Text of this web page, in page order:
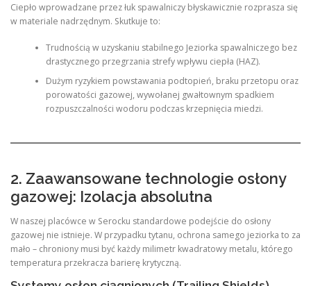
Ciepło wprowadzane przez łuk spawalniczy błyskawicznie rozprasza się
w materiale nadrzędnym. Skutkuje to:
Trudnością w uzyskaniu stabilnego Jeziorka spawalniczego bez
drastycznego przegrzania strefy wpływu ciepła (HAZ).
Dużym ryzykiem powstawania podtopień, braku przetopu oraz
porowatości gazowej, wywołanej gwałtownym spadkiem
rozpuszczalności wodoru podczas krzepnięcia miedzi.
2. Zaawansowane technologie osłony
gazowej: Izolacja absolutna
W naszej placówce w Serocku standardowe podejście do osłony
gazowej nie istnieje. W przypadku tytanu, ochrona samego jeziorka to za
mało – chroniony musi być każdy milimetr kwadratowy metalu, którego
temperatura przekracza barierę krytyczną.